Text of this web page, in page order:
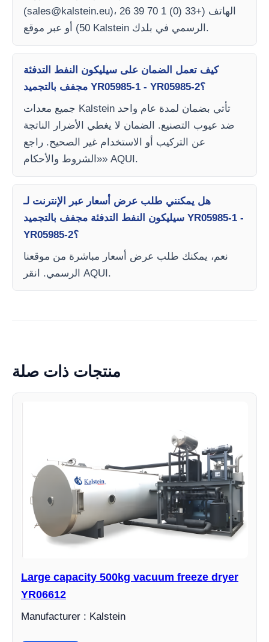
(sales@kalstein.eu)، الهاتف (+33 (0) 1 70 39 26
50) أو عبر موقع Kalstein الرسمي في بلدك.
كيف تعمل الضمان على سيليكون النفط التدفئة
مجفف بالتجميد YR05985-1 - YR05985-2؟
جميع معدات Kalstein تأتي بضمان لمدة عام واحد
ضد عيوب التصنيع. الضمان لا يغطي الأضرار الناتجة
عن التركيب أو الاستخدام غير الصحيح. راجع
«الشروط والأحكام» AQUI.
هل يمكنني طلب عرض أسعار عبر الإنترنت لـ
سيليكون النفط التدفئة مجفف بالتجميد YR05985-1 -
YR05985-2؟
نعم، يمكنك طلب عرض أسعار مباشرة من موقعنا
الرسمي. انقر AQUI.
منتجات ذات صلة
Large capacity 500kg vacuum freeze dryer
YR06612
Manufacturer : Kalstein